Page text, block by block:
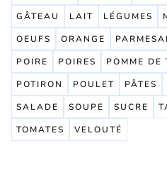
GÂTEAU
LAIT LÉGUMES
OEUFS
ORANGE
POIRE
POIRES POMME DE
POTIRON
POULET PÂTES
SALADE
SOUPE SUCRE
TOMATES
VELOUTÉ